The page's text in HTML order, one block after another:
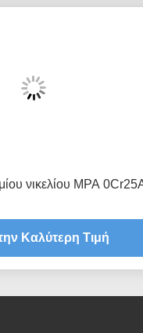
νικελίου MPA
Καλύτερη Τιμή